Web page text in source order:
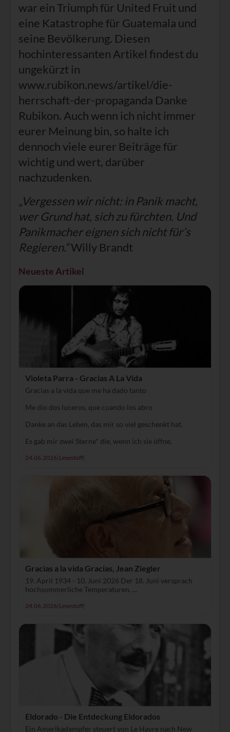
war ein Triumph für United Fruit und
eine Katastrophe für Guatemala und
seine Bevölkerung. Diesen
hochinteressanten Artikel findest du
ungekürzt in
www.rubikon.news/artikel/die-
herrschaft-der-propaganda Danke
Rubikon. Auch wenn ich nicht immer
eurer Meinung bin, so halte ich
dennoch viele eurer Beiträge für
wichtig und wert, darüber
nachzudenken.
„Vergessen wir nicht: in Panik macht,
wer Grund hat, sich zu fürchten. Und
Panikmacher eignen sich nicht für’s
Regieren.“Willy Brandt
Neueste Artikel
Violeta Parra - Gracias A La Vida
Gracias a la vida que me ha dado tanto
Me dio dos luceros, que cuando los abro
Danke an das Leben, das mir so viel geschenkt hat.
Es gab mir zwei Sterne* die, wenn ich sie öffne,
24.06.2026| Lesestoff|
Gracias a la vida Gracias, Jean Ziegler
19. April 1934 - 10. Juni 2026 Der 18. Juni versprach
hochsommerliche Temperaturen. ...
24.06.2026| Lesestoff|
Eldorado - Die Entdeckung Eldorados
Ein Amerikadampfer steuert von Le Havre nach New